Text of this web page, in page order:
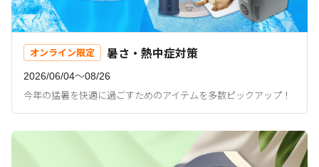
オンライン限定 暑さ・熱中症対策
2026/06/04〜08/26
今年の猛暑を快適に過ごすためのアイテムを多数ピックアップ！